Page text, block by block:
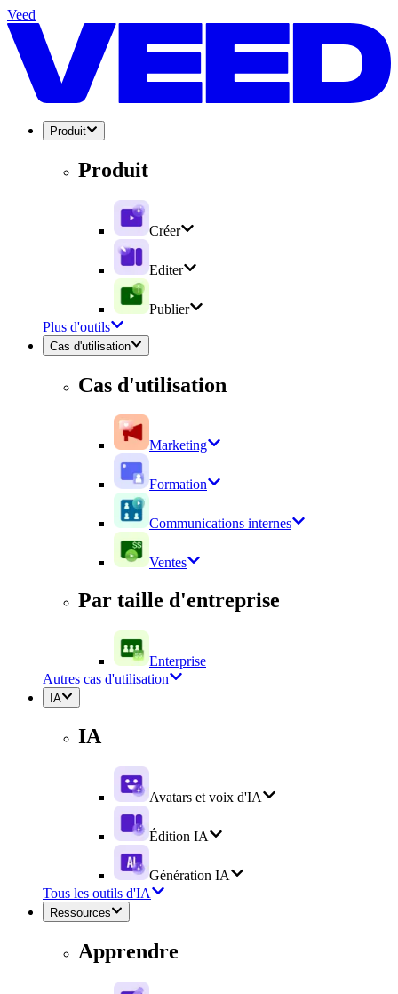
Veed
Produit
Produit
Créer
Editer
Publier
Plus d'outils
Cas d'utilisation
Cas d'utilisation
Marketing
Formation
Communications internes
Ventes
Par taille d'entreprise
Enterprise
Autres cas d'utilisation
IA
IA
Avatars et voix d'IA
Édition IA
Génération IA
Tous les outils d'IA
Ressources
Apprendre